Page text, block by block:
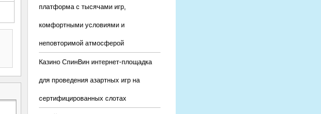
платформа с тысячами игр,
комфортными условиями и
неповторимой атмосферой
Казино СпинВин интернет-площадка
для проведения азартных игр на
сертифицированных слотах